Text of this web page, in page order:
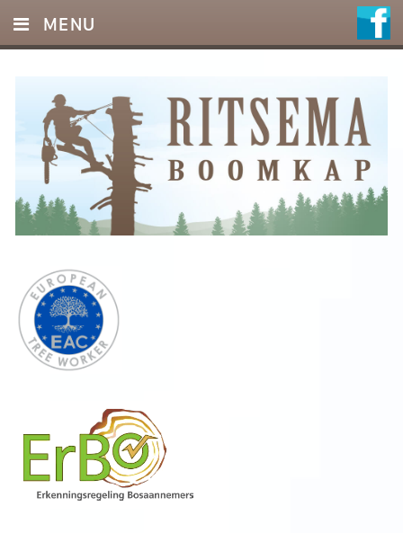
MENU
DIENSTEN
FOTO’S
REFERENTIES
OFFERTE
CONTACT